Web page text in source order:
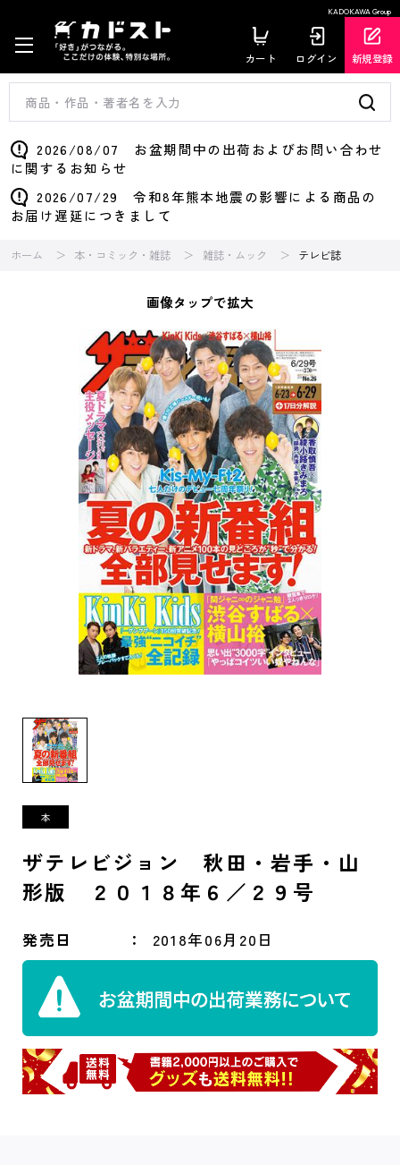
KADOKAWA Group
カート ログイン 新規登録
2026/08/07 お盆期間中の出荷およびお問い合わせ
に関するお知らせ
2026/07/29 令和8年熊本地震の影響による商品の
お届け遅延につきまして
ホーム 本・コミック・雑誌 雑誌・ムック テレビ誌
画像タップで拡大
ザテレビジョン 秋田・岩手・山
形版 ２０１８年６／２９号
発売日 2018年06月20日